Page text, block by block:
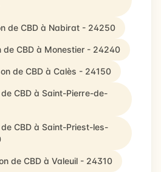
de CBD à Nabirat - 24250
de CBD à Monestier - 24240
de CBD à Calès - 24150
CBD à Saint-Pierre-de-
CBD à Saint-Priest-les-
de CBD à Valeuil - 24310